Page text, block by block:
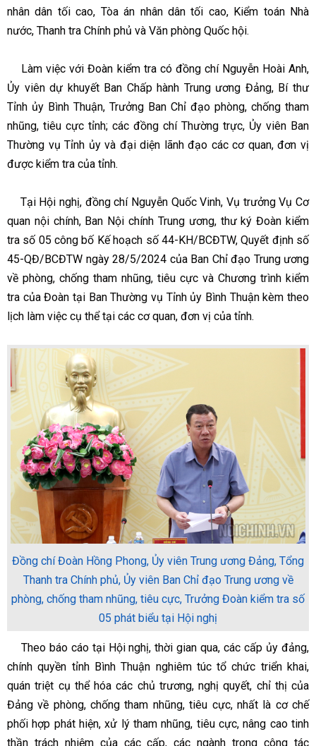
nhân dân tối cao, Tòa án nhân dân tối cao, Kiểm toán Nhà
nước, Thanh tra Chính phủ và Văn phòng Quốc hội.
Làm việc với Đoàn kiểm tra có đồng chí Nguyễn Hoài Anh,
Ủy viên dự khuyết Ban Chấp hành Trung ương Đảng, Bí thư
Tỉnh ủy Bình Thuận, Trưởng Ban Chỉ đạo phòng, chống tham
nhũng, tiêu cực tỉnh; các đồng chí Thường trực, Ủy viên Ban
Thường vụ Tỉnh ủy và đại diện lãnh đạo các cơ quan, đơn vị
được kiểm tra của tỉnh.
Tại Hội nghị, đồng chí Nguyễn Quốc Vinh, Vụ trưởng Vụ Cơ
quan nội chính, Ban Nội chính Trung ương, thư ký Đoàn kiểm
tra số 05 công bố Kế hoạch số 44-KH/BCĐTW, Quyết định số
45-QĐ/BCĐTW ngày 28/5/2024 của Ban Chỉ đạo Trung ương
về phòng, chống tham nhũng, tiêu cực và Chương trình kiểm
tra của Đoàn tại Ban Thường vụ Tỉnh ủy Bình Thuận kèm theo
lịch làm việc cụ thể tại các cơ quan, đơn vị của tỉnh.
Đồng chí Đoàn Hồng Phong, Ủy viên Trung ương Đảng, Tổng
Thanh tra Chính phủ, Ủy viên Ban Chỉ đạo Trung ương về
phòng, chống tham nhũng, tiêu cực, Trưởng Đoàn kiểm tra số
05 phát biểu tại Hội nghị
Theo báo cáo tại Hội nghị, thời gian qua, các cấp ủy đảng,
chính quyền tỉnh Bình Thuận nghiêm túc tổ chức triển khai,
quán triệt cụ thể hóa các chủ trương, nghị quyết, chỉ thị của
Đảng về phòng, chống tham nhũng, tiêu cực, nhất là cơ chế
phối hợp phát hiện, xử lý tham nhũng, tiêu cực, nâng cao tinh
thần trách nhiệm của các cấp, các ngành trong công tác